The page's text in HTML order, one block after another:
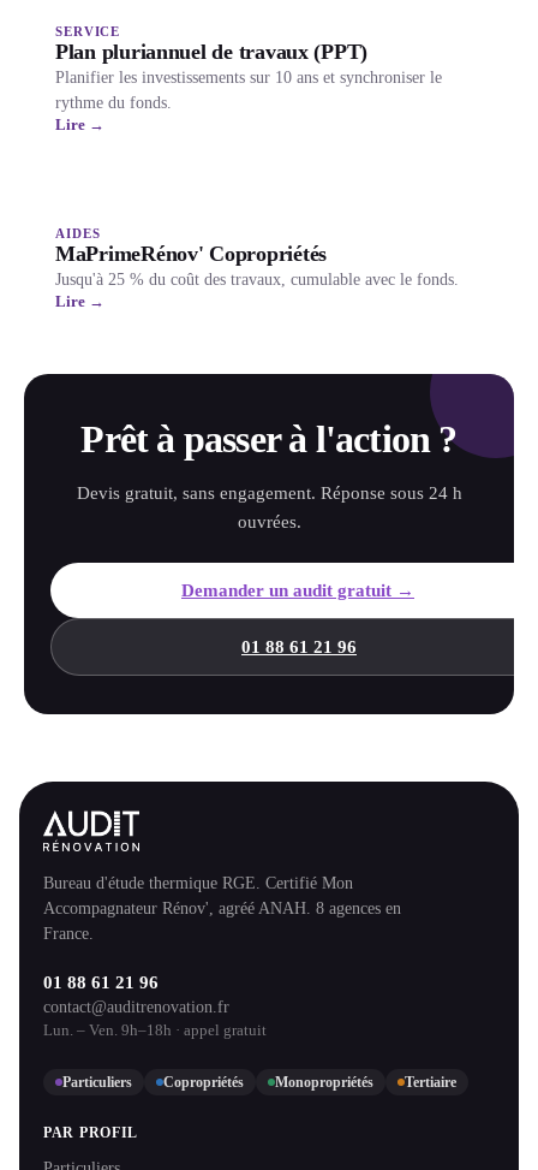
SERVICE
Plan pluriannuel de travaux (PPT)
Planifier les investissements sur 10 ans et synchroniser le
rythme du fonds.
Lire →
AIDES
MaPrimeRénov' Copropriétés
Jusqu'à 25 % du coût des travaux, cumulable avec le fonds.
Lire →
Prêt à passer à l'action ?
Devis gratuit, sans engagement. Réponse sous 24 h
ouvrées.
Demander un audit gratuit →
01 88 61 21 96
Bureau d'étude thermique RGE. Certifié Mon
Accompagnateur Rénov', agréé ANAH. 8 agences en
France.
01 88 61 21 96
contact@auditrenovation.fr
Lun. – Ven. 9h–18h · appel gratuit
Particuliers Copropriétés Monopropriétés Tertiaire
PAR PROFIL